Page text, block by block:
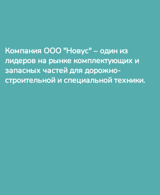
Компания ООО "Новус" – один из
лидеров на рынке комплектующих и
запасных частей для дорожно-
строительной и специальной техники.